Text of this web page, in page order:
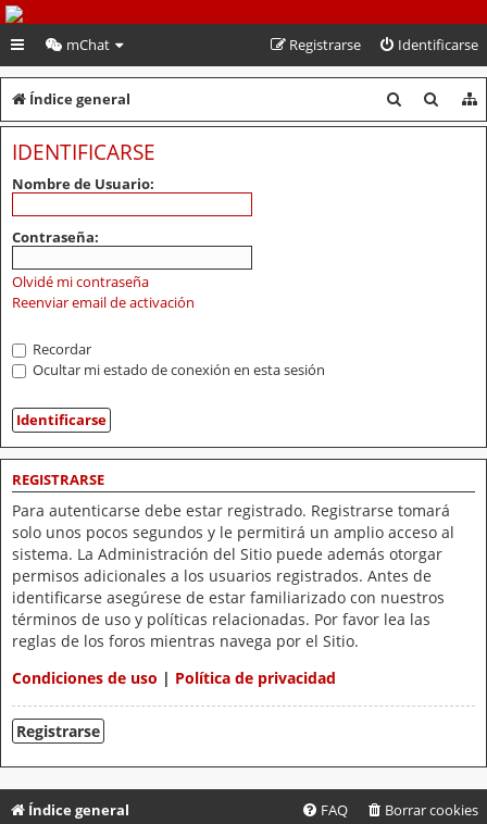
PeruVoley.com
mChat Identificarse
Registrarse
Índice general
u
u
IDENTIFICARSE
Nombre de Usuario:
Contraseña:
Olvidé mi contraseña
Reenviar email de activación
Recordar
Ocultar mi estado de conexión en esta sesión
REGISTRARSE
Para autenticarse debe estar registrado. Registrarse tomará
solo unos pocos segundos y le permitirá un amplio acceso al
sistema. La Administración del Sitio puede además otorgar
permisos adicionales a los usuarios registrados. Antes de
identificarse asegúrese de estar familiarizado con nuestros
términos de uso y políticas relacionadas. Por favor lea las
reglas de los foros mientras navega por el Sitio.
Condiciones de uso | Política de privacidad
Registrarse
Índice general Borrar cookies
FAQ